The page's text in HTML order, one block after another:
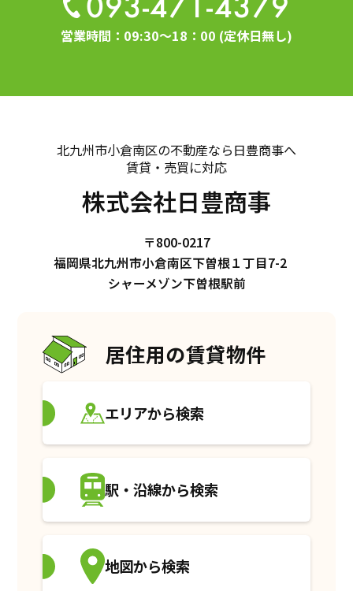
ご本人の照会
お客さまがご本人の個人情報の照会・修正・削除など
当社は、保有する個人情報に関して適用される日本の
法令、その他規範を遵守するとともに、本ポリシーの
内容を適宜見直し、その改善に努めます。
営業時間：09:30～18：00 (定休日無し)
北九州市小倉南区の不動産なら日豊商事へ
賃貸・売買に対応
株式会社日豊商事
〒800-0217
福岡県北九州市小倉南区下曽根１丁目7-2
シャーメゾン下曽根駅前
居住用の賃貸物件
エリアから検索
駅・沿線から検索
地図から検索